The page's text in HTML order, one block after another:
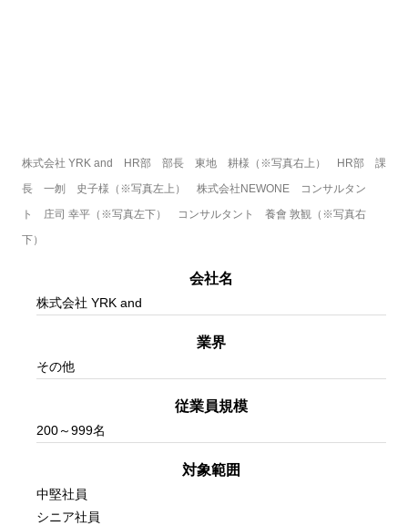
株式会社 YRK and　HR部　部長　東地　耕様（※写真右上）　HR部　課
長　一刎　史子様（※写真左上）　株式会社NEWONE　コンサルタン
ト　庄司 幸平（※写真左下）　コンサルタント　養會 敦観（※写真右
下）
会社名
株式会社 YRK and
業界
その他
従業員規模
200～999名
対象範囲
中堅社員
シニア社員